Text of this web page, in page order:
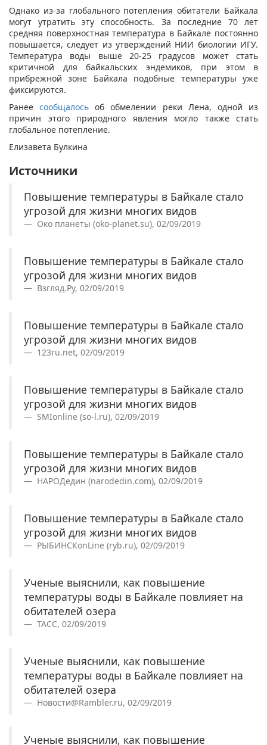
Однако из-за глобального потепления обитатели Байкала
могут утратить эту способность. За последние 70 лет
средняя поверхностная температура в Байкале постоянно
повышается, следует из утверждений НИИ биологии ИГУ.
Температура воды выше 20-25 градусов может стать
критичной для байкальских эндемиков, при этом в
прибрежной зоне Байкала подобные температуры уже
фиксируются.
Ранеесообщалось об обмелении реки Лена, одной из
причин этого природного явления могло также стать
глобальное потепление.
Елизавета Булкина
Источники
Повышение температуры в Байкале стало
угрозой для жизни многих видов
Око планеты (oko-planet.su), 02/09/2019
Повышение температуры в Байкале стало
угрозой для жизни многих видов
Взгляд.Ру, 02/09/2019
Повышение температуры в Байкале стало
угрозой для жизни многих видов
123ru.net, 02/09/2019
Повышение температуры в Байкале стало
угрозой для жизни многих видов
SMIonline (so-l.ru), 02/09/2019
Повышение температуры в Байкале стало
угрозой для жизни многих видов
НАРОДедин (narodedin.com), 02/09/2019
Повышение температуры в Байкале стало
угрозой для жизни многих видов
РЫБИНСКonLine (ryb.ru), 02/09/2019
Ученые выяснили, как повышение
температуры воды в Байкале повлияет на
обитателей озера
ТАСС, 02/09/2019
Ученые выяснили, как повышение
температуры воды в Байкале повлияет на
обитателей озера
Новости@Rambler.ru, 02/09/2019
Ученые выяснили, как повышение